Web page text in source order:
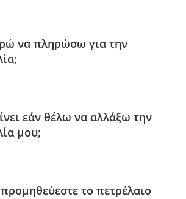
να πληρώσω για την
εάν θέλω να αλλάξω την
μου;
το πετρέλαιο